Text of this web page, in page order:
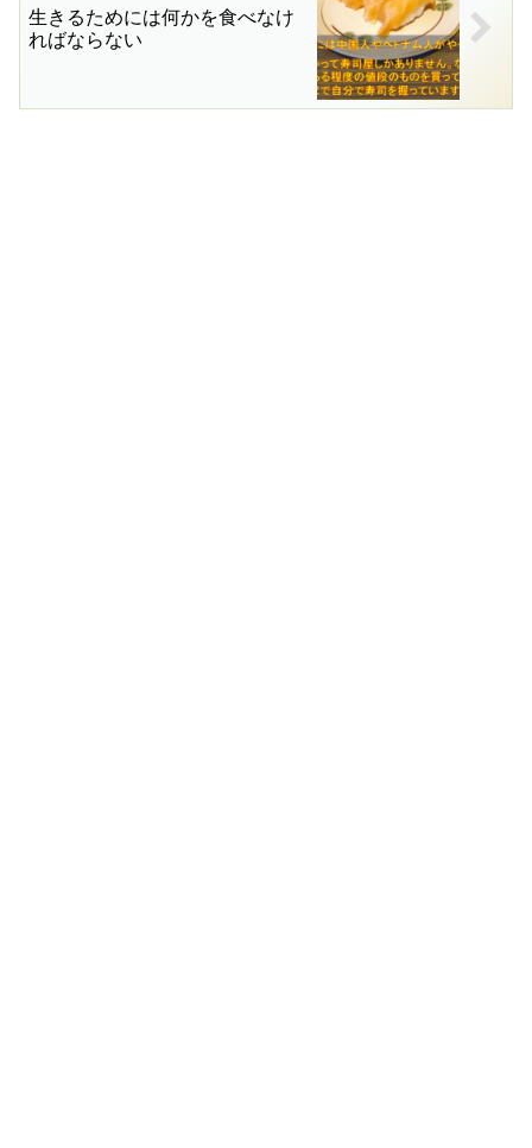
生きるためには何かを食べなけ
ればならない